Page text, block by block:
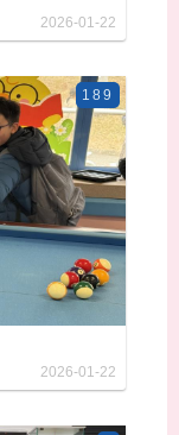
2026-01-22
189
2026-01-22